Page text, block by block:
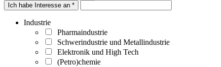
Ich habe Interesse an *
Industrie
Pharmaindustrie
Schwerindustrie und Metallindustrie
Elektronik und High Tech
(Petro)chemie